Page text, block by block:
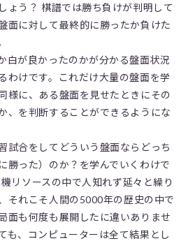
ょう？ 棋譜では勝ち負けが判明して
面に対して最終的に勝ったか負けた
白が良かったのかが分かる盤面状況
わけです。これだけ大量の盤面を学
様に、ある盤面を見せたときにその
、を判断することができるようにな
試合をしてどういう盤面ならどっち
勝った）のか？を学んでいくわけで
リソースの中で人知れず延々と繰り
それこそ人間の5000年の歴史の中で
面も何度も展開したに違いありませ
も、コンピューターは全て結果とし